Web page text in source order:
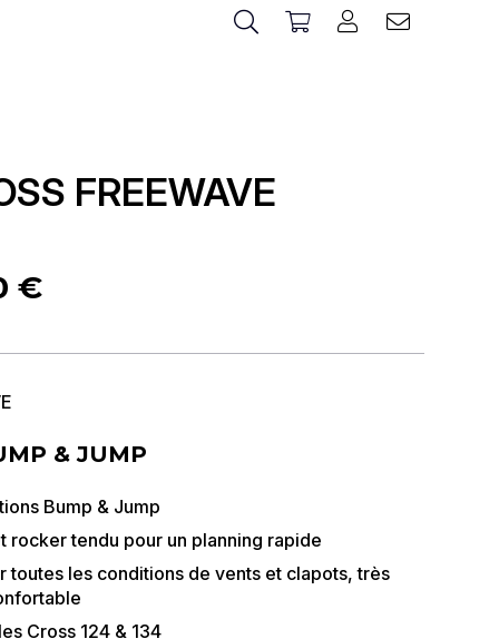
FREEWAVE
€
& JUMP
Bump & Jump
rocker tendu pour un planning rapide
toutes les conditions de vents et clapots, très
Cross 124 & 134